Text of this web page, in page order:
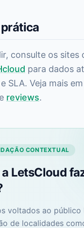
consulte os sites
para dados
SLA. Veja mais em
e reviews.
CONTEXTUAL
LetsCloud
voltados ao público
de localidades